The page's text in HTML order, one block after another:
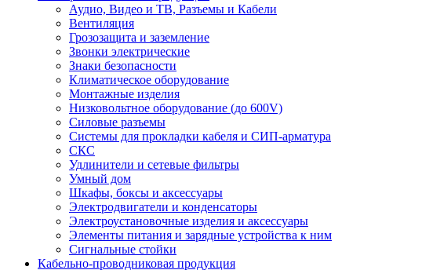
Аудио, Видео и ТВ, Разъемы и Кабели
Вентиляция
Грозозащита и заземление
Звонки электрические
Знаки безопасности
Климатическое оборудование
Монтажные изделия
Низковольтное оборудование (до 600V)
Силовые разъемы
Системы для прокладки кабеля и СИП-арматура
СКС
Удлинители и сетевые фильтры
Умный дом
Шкафы, боксы и аксессуары
Электродвигатели и конденсаторы
Электроустановочные изделия и аксессуары
Элементы питания и зарядные устройства к ним
Сигнальные стойки
Кабельно-проводниковая продукция